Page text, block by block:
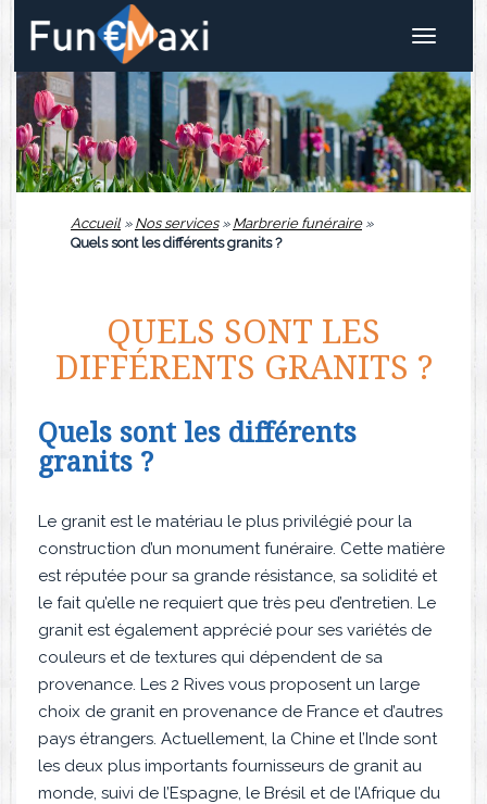
Toggle
Accueil» Nos services» Marbrerie funéraire»
Quels sont les différents granits ?
QUELS SONT LES
DIFFÉRENTS GRANITS ?
Quels sont les différents
granits ?
Le granit est le matériau le plus privilégié pour la
construction d’un monument funéraire. Cette matière
est réputée pour sa grande résistance, sa solidité et
le fait qu’elle ne requiert que très peu d’entretien. Le
granit est également apprécié pour ses variétés de
couleurs et de textures qui dépendent de sa
provenance. Les 2 Rives vous proposent un large
choix de granit en provenance de France et d’autres
pays étrangers. Actuellement, la Chine et l’Inde sont
les deux plus importants fournisseurs de granit au
monde, suivi de l’Espagne, le Brésil et de l’Afrique du